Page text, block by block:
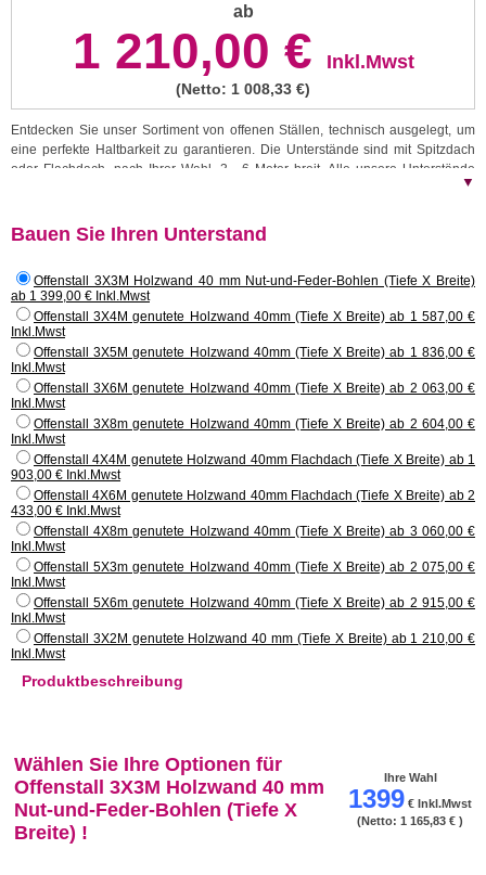
ab
1 210,00 € Inkl.Mwst
(Netto: 1 008,33 €)
Entdecken Sie unser Sortiment von offenen Ställen, technisch ausgelegt, um
eine perfekte Haltbarkeit zu garantieren. Die Unterstände sind mit Spitzdach
oder Flachdach, nach Ihrer Wahl, 3 - 6 Meter breit. Alle unsere Unterstände
sind einfach und schnell zu montieren und werden mit einem Montageplan
Punktfundament oder direkt auf den Boden auszuführen. Das Dach besteht
der Rubrik "Konstruktionsmaterialien im Detail" bestellen.
▼
Bauen Sie Ihren Unterstand
Offenstall 3X3M Holzwand 40 mm Nut-und-Feder-Bohlen (Tiefe X Breite)
ab 1 399,00 € Inkl.Mwst
Offenstall 3X4M genutete Holzwand 40mm (Tiefe X Breite) ab 1 587,00 €
Inkl.Mwst
Offenstall 3X5M genutete Holzwand 40mm (Tiefe X Breite) ab 1 836,00 €
Inkl.Mwst
Offenstall 3X6M genutete Holzwand 40mm (Tiefe X Breite) ab 2 063,00 €
Inkl.Mwst
Offenstall 3X8m genutete Holzwand 40mm (Tiefe X Breite) ab 2 604,00 €
Inkl.Mwst
Offenstall 4X4M genutete Holzwand 40mm Flachdach (Tiefe X Breite) ab 1
903,00 € Inkl.Mwst
Offenstall 4X6M genutete Holzwand 40mm Flachdach (Tiefe X Breite) ab 2
433,00 € Inkl.Mwst
Offenstall 4X8m genutete Holzwand 40mm (Tiefe X Breite) ab 3 060,00 €
Inkl.Mwst
Offenstall 5X3m genutete Holzwand 40mm (Tiefe X Breite) ab 2 075,00 €
Inkl.Mwst
Offenstall 5X6m genutete Holzwand 40mm (Tiefe X Breite) ab 2 915,00 €
Inkl.Mwst
Offenstall 3X2M genutete Holzwand 40 mm (Tiefe X Breite) ab 1 210,00 €
Inkl.Mwst
Produktbeschreibung
Wählen Sie Ihre Optionen für
Offenstall 3X3M Holzwand 40 mm
Nut-und-Feder-Bohlen (Tiefe X
Breite) !
Ihre Wahl
1399 € Inkl.Mwst
(Netto: 1 165,83 € )